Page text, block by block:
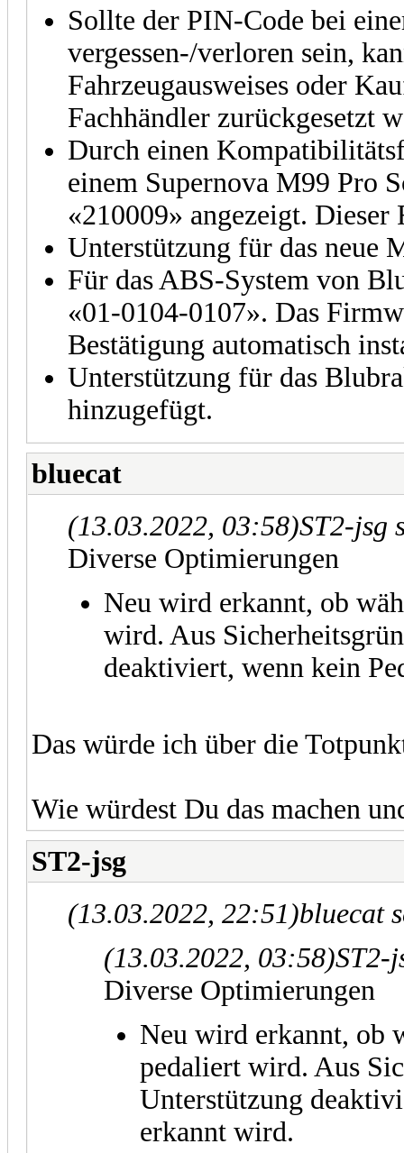
Sollte der PIN-Code bei
vergessen-/verloren sein,
Fahrzeugausweises oder
Fachhändler zurückgesetzt
Durch einen
einem Supernova M99 Pro
«210009» angezeigt. Dieser
Unterstützung für das neue
Für das ABS-System von
«01-0104-0107». Das
Bestätigung automatisch
Unterstützung für das
hinzugefügt.
bluecat
(13.03.2022, 03:58)ST2-jsg
Diverse Optimierungen
Neu wird erkannt, ob
wird. Aus
deaktiviert, wenn kein
Das würde ich über die
Wie würdest Du das machen
ST2-jsg
(13.03.2022, 22:51)bluecat
(13.03.2022, 03:58)ST2-
Diverse Optimierungen
Neu wird erkannt, ob
pedaliert wird. Aus
Unterstützung
erkannt wird.